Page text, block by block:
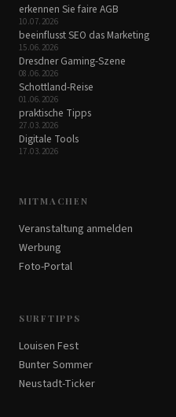
erkennen Sie faire AGB
10.07.2026
beeinflusst SEO das Marketing
15.06.2026
Dresdner Gaming-Szene
08.06.2026
Schottland-Reise
01.06.2026
praktische Tipps
27.03.2026
Digitale Tools
17.03.2026
MITMACHEN
Veranstaltung anmelden
Werbung
Foto-Portal
SURFTIPPS
Louisen Fest
Bunter Sommer
Neustadt-Ticker